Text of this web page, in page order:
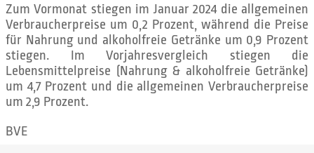
Zum Vormonat stiegen im Januar 2024 die allgemeinen
Verbraucherpreise um 0,2 Prozent, während die Preise
für Nahrung und alkoholfreie Getränke um 0,9 Prozent
stiegen. Im Vorjahresvergleich stiegen die
Lebensmittelpreise (Nahrung & alkoholfreie Getränke)
um 4,7 Prozent und die allgemeinen Verbraucherpreise
um 2,9 Prozent.
BVE